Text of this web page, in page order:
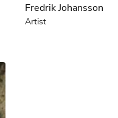
Fredrik Johansson
Artist